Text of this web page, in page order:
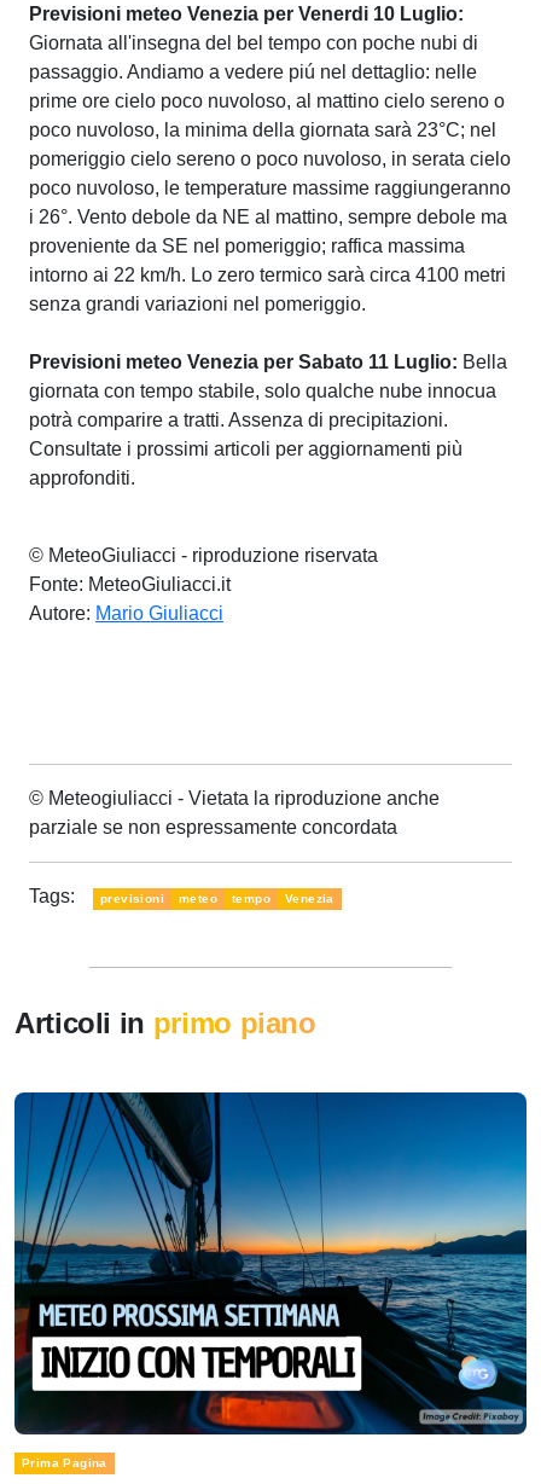
Previsioni meteo Venezia per Venerdi 10 Luglio:
Giornata all'insegna del bel tempo con poche nubi di
passaggio. Andiamo a vedere piú nel dettaglio: nelle
prime ore cielo poco nuvoloso, al mattino cielo sereno o
poco nuvoloso, la minima della giornata sarà 23°C; nel
pomeriggio cielo sereno o poco nuvoloso, in serata cielo
poco nuvoloso, le temperature massime raggiungeranno
i 26°. Vento debole da NE al mattino, sempre debole ma
proveniente da SE nel pomeriggio; raffica massima
intorno ai 22 km/h. Lo zero termico sarà circa 4100 metri
senza grandi variazioni nel pomeriggio.
Previsioni meteo Venezia per Sabato 11 Luglio: Bella
giornata con tempo stabile, solo qualche nube innocua
potrà comparire a tratti. Assenza di precipitazioni.
Consultate i prossimi articoli per aggiornamenti più
approfonditi.
© MeteoGiuliacci - riproduzione riservata
Fonte: MeteoGiuliacci.it
Autore: Mario Giuliacci
© Meteogiuliacci - Vietata la riproduzione anche
parziale se non espressamente concordata
Tags: previsioni meteo tempo Venezia
Articoli in primo piano
Prima Pagina